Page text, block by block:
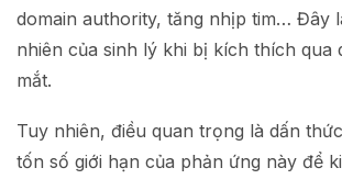
domain authority, tăng nhịp tim… Đây
nhiên của sinh lý khi bị kích thích qua
mắt.
Tuy nhiên, điều quan trọng là dấn
tốn số giới hạn của phản ứng này để